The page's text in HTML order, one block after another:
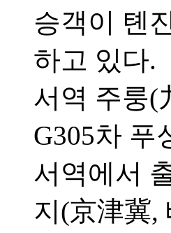
승객이 톈
하고 있다.
서역 주룽(
G305차 푸
서역에서
지(京津冀,